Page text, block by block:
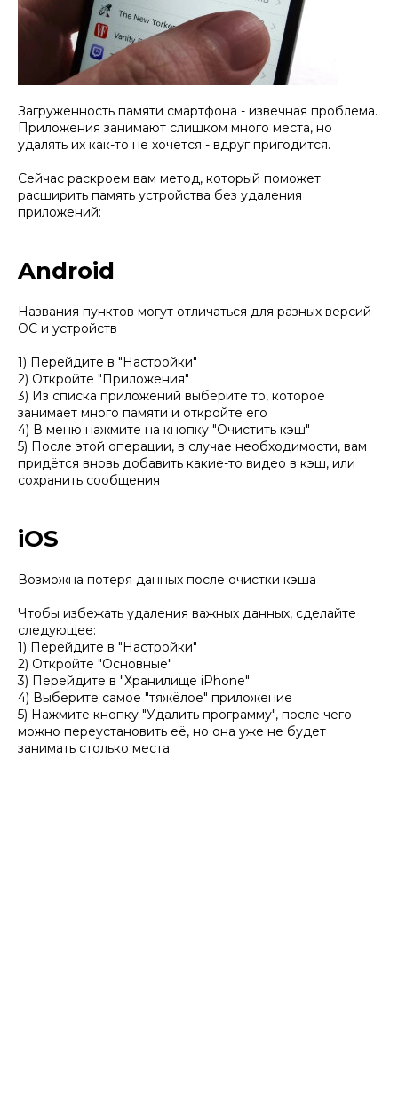
Загруженность памяти смартфона - извечная проблема.
Приложения занимают слишком много места, но
удалять их как-то не хочется - вдруг пригодится.
Сейчас раскроем вам метод, который поможет
расширить память устройства без удаления
приложений:
Android
Названия пунктов могут отличаться для разных версий
ОС и устройств
1) Перейдите в "Настройки"
2) Откройте "Приложения"
3) Из списка приложений выберите то, которое
занимает много памяти и откройте его
4) В меню нажмите на кнопку "Очистить кэш"
5) После этой операции, в случае необходимости, вам
придётся вновь добавить какие-то видео в кэш, или
сохранить сообщения
iOS
Возможна потеря данных после очистки кэша
Чтобы избежать удаления важных данных, сделайте
следующее:
1) Перейдите в "Настройки"
2) Откройте "Основные"
3) Перейдите в "Хранилище iPhone"
4) Выберите самое "тяжёлое" приложение
5) Нажмите кнопку "Удалить программу", после чего
можно переустановить её, но она уже не будет
занимать столько места.